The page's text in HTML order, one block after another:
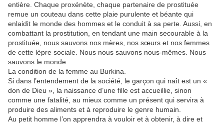
entière. Chaque proxénète, chaque partenaire de prostituée
remue un couteau dans cette plaie purulente et béante qui
enlaidit le monde des hommes et le conduit à sa perte. Aussi, en
combattant la prostitution, en tendant une main secourable à la
prostituée, nous sauvons nos mères, nos sœurs et nos femmes
de cette lèpre sociale. Nous nous sauvons nous-mêmes. Nous
sauvons le monde.
La condition de la femme au Burkina.
Si dans l’entendement de la société, le garçon qui naît est un «
don de Dieu », la naissance d’une fille est accueillie, sinon
comme une fatalité, au mieux comme un présent qui servira à
produire des aliments et à reproduire le genre humain.
Au petit homme l’on apprendra à vouloir et à obtenir, à dire et